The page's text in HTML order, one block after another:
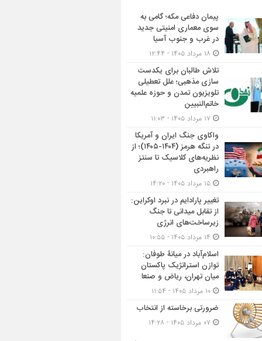
پیمان دفاعی مکه؛ گامی به
سوی معماری امنیتی جدید
در غرب و جنوب آسیا
تلاش طالبان برای یکدست
سازی مذهبی؛ علل تعطیلی
تلویزیون تمدن و حوزه علمیه
خاتم‌النبیین
واکاوی جنگ ایران و آمریکا
در تنگه هرمز (۱۴۰۴-۱۴۰۵)؛ از
نظریه‌های کلاسیک تا سنتز
راهبردی
تغییر پارادایم در نبرد اوکراین:
از تقابل میدانی تا جنگ
زیرساخت‌های انرژی
اسلام‌آباد در میانۀ طوفان:
توازن استراتژیک پاکستان
میان تهران، ریاض و صنعا
ضرورتی برخاسته از انتخاب